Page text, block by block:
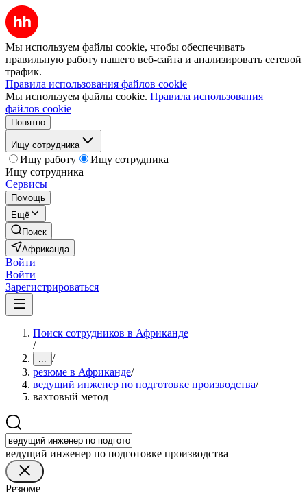
Мы используем файлы cookie, чтобы обеспечивать
правильную работу нашего веб-сайта и анализировать сетевой
трафик.
Правила использования файлов cookie
Мы используем файлы cookie. Правила использования
файлов cookie
Понятно
Ищу сотрудника
Ищу работу
Ищу сотрудника
Ищу сотрудника
Сервисы
Помощь
Ещё
Поиск
Африканда
Войти
Войти
Зарегистрироваться
Поиск сотрудников в Африканде
/
... /
резюме в Африканде/
ведущий инженер по подготовке производства/
вахтовый метод
ведущий инженер по подготовке производства
Резюме